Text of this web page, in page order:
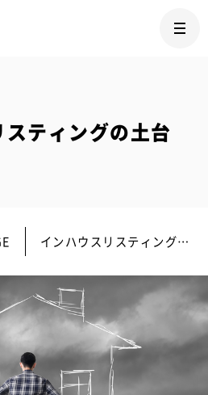
ティングの土台
インハウスリスティングの土台